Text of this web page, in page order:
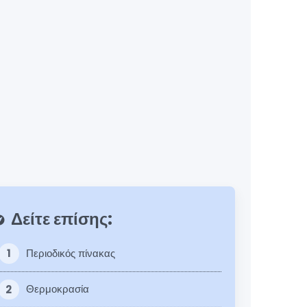
Δείτε επίσης:
1 Περιοδικός πίνακας
2 Θερμοκρασία